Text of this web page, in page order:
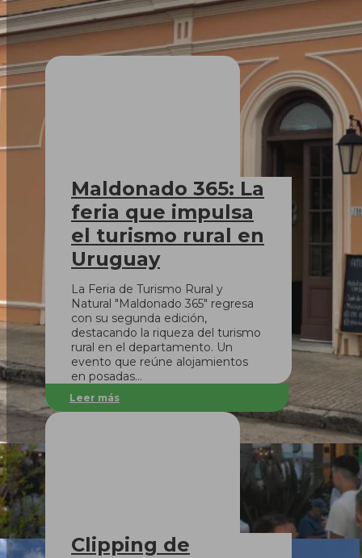
Maldonado 365: La
feria que impulsa
el turismo rural en
Uruguay
La Feria de Turismo Rural y
Natural "Maldonado 365" regresa
con su segunda edición,
destacando la riqueza del turismo
rural en el departamento. Un
evento que reúne alojamientos
en posadas…
Leer más
Clipping de